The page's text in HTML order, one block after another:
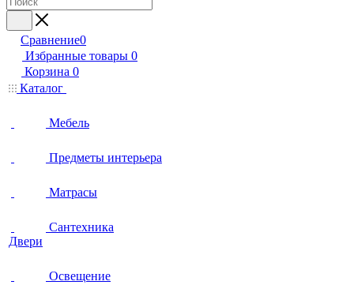
Сравнение0
Избранные товары 0
Корзина 0
Каталог
Мебель
Предметы интерьера
Матрасы
Сантехника
Двери
Освещение